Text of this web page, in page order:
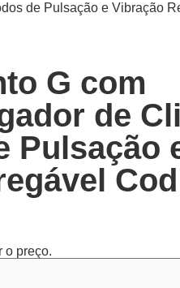
de Pulsação e Vibração
G com
de
Pulsação
o preço.